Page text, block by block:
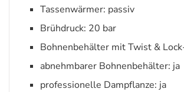
Tassenwärmer: passiv
Brühdruck: 20 bar
Bohnenbehälter mit Twist &
abnehmbarer Bohnenbehälter: ja
professionelle Dampflanze: ja